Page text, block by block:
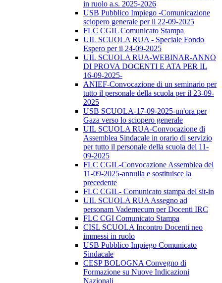
in ruolo a.s. 2025-2026
USB Pubblico Impiego -Comunicazione
sciopero generale per il 22-09-2025
FLC CGIL Comunicato Stampa
UIL SCUOLA RUA - Speciale Fondo
Espero per il 24-09-2025
UIL SCUOLA RUA-WEBINAR-ANNO
DI PROVA DOCENTI E ATA PER IL
16-09-2025-
ANIEF-Convocazione di un seminario per
tutto il personale della scuola per il 23-09-
2025
USB SCUOLA-17-09-2025-un'ora per
Gaza verso lo sciopero generale
UIL SCUOLA RUA-Convocazione di
Assemblea Sindacale in orario di servizio
per tutto il personale della scuola del 11-
09-2025
FLC CGIL-Convocazione Assemblea del
11-09-2025-annulla e sostituisce la
precedente
FLC CGIL- Comunicato stampa del sit-in
UIL SCUOLA RUA Assegno ad
personam Vademecum per Docenti IRC
FLC CGI Comunicato Stampa
CISL SCUOLA Incontro Docenti neo
immessi in ruolo
USB Pubblico Impiego Comunicato
Sindacale
CESP BOLOGNA Convegno di
Formazione su Nuove Indicazioni
Nazionali